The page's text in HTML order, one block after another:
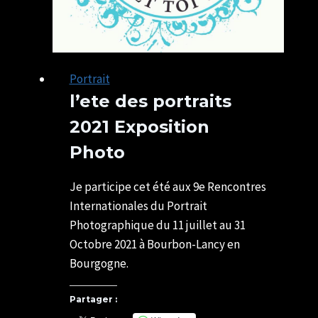
Portrait
l’ete des portraits
2021 Exposition
Photo
CHATELAIS
Je participe cet été aux 9e Rencontres
Internationales du Portrait
Photographique du 11 juillet au 31
Octobre 2021 à Bourbon-Lancy en
Bourgogne.
Partager :